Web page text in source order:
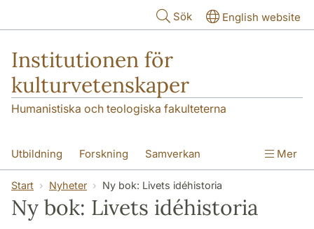
Sök English website
Institutionen för
kulturvetenskaper
Humanistiska och teologiska fakulteterna
Utbildning Forskning Samverkan
Om institutionen Kontakt
Mer
Start Nyheter Ny bok: Livets idéhistoria
Ny bok: Livets idéhistoria